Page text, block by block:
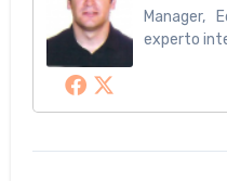
Manager,
experto